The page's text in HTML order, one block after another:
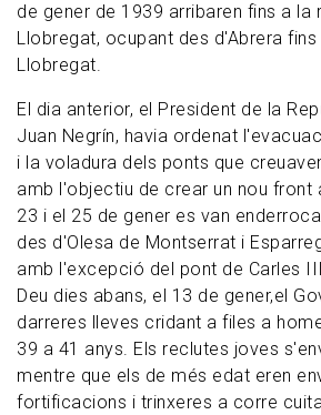
de gener de 1939 arribaren fins a la
Llobregat, ocupant des d'Abrera fins
Llobregat.
El dia anterior, el President de la
Juan Negrín, havia ordenat
i la voladura dels ponts que
amb l'objectiu de crear un nou front
23 i el 25 de gener es van
des d'Olesa de Montserrat i
amb l'excepció del pont de Carles
Deu dies abans, el 13 de gener,el
darreres lleves cridant a files a
39 a 41 anys. Els reclutes joves
mentre que els de més edat eren
fortificacions i trinxeres a corre